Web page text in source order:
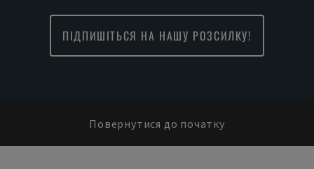
ПІДПИШІТЬСЯ НА НАШУ РОЗСИЛКУ!
Повернутися до початку